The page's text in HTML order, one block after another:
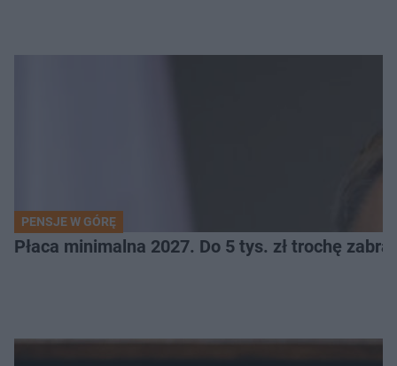
PENSJE W GÓRĘ
Płaca minimalna 2027. Do 5 tys. zł trochę